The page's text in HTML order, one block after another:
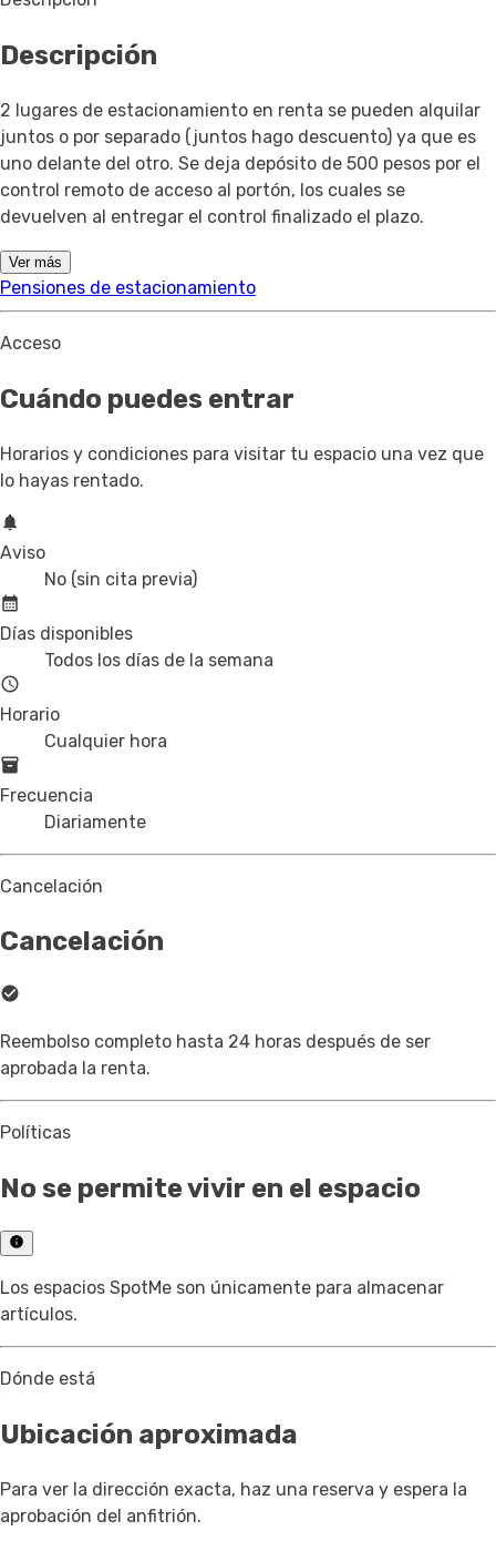
Descripción
2 lugares de estacionamiento en renta se pueden alquilar
juntos o por separado (juntos hago descuento) ya que es
uno delante del otro. Se deja depósito de 500 pesos por el
control remoto de acceso al portón, los cuales se
devuelven al entregar el control finalizado el plazo.
Ver más
Pensiones de estacionamiento
Acceso
Cuándo puedes entrar
Horarios y condiciones para visitar tu espacio una vez que
lo hayas rentado.
Aviso
No (sin cita previa)
Días disponibles
Todos los días de la semana
Horario
Cualquier hora
Frecuencia
Diariamente
Cancelación
Cancelación
Reembolso completo hasta 24 horas después de ser
aprobada la renta.
Políticas
No se permite vivir en el espacio
Los espacios SpotMe son únicamente para almacenar
artículos.
Dónde está
Ubicación aproximada
Para ver la dirección exacta, haz una reserva y espera la
aprobación del anfitrión.